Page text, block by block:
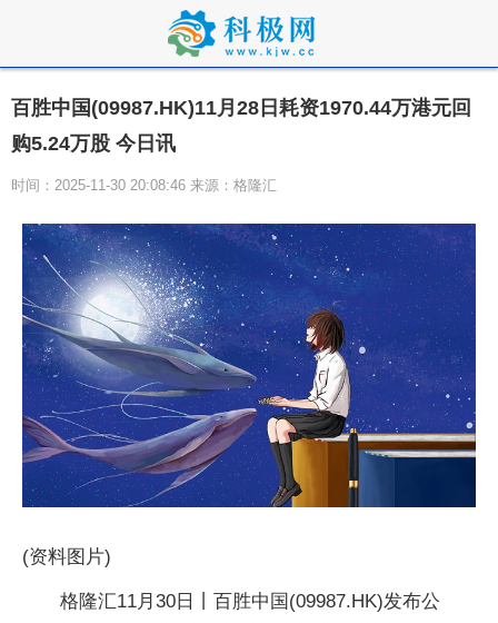
百胜中国(09987.HK)11月28日耗资1970.44万港元回
购5.24万股 今日讯
时间：2025-11-30 20:08:46 来源：格隆汇
(资料图片)
格隆汇11月30日丨百胜中国(09987.HK)发布公